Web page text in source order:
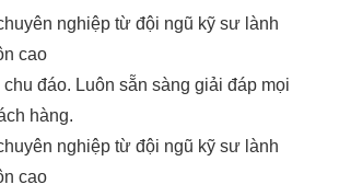
nghiệp từ đội ngũ kỹ sư lành
cao
đáo. Luôn sẵn sàng giải đáp mọi
hàng.
nghiệp từ đội ngũ kỹ sư lành
cao